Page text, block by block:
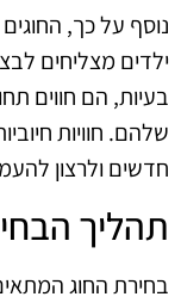
נוסף על כך,
ילדים מצליחים
בעיות, הם חווים
שלהם. חוויות
חדשים ולרצון
תהליך
בחירת החוג